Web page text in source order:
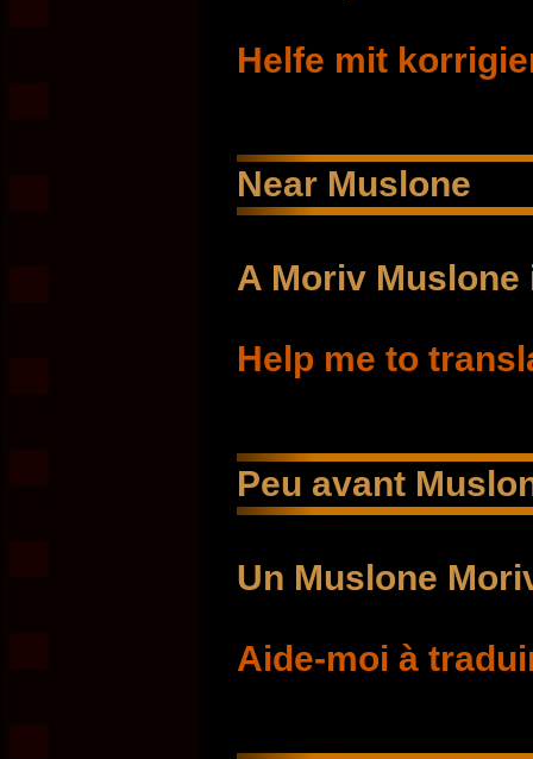
Helfe mit
Near Muslone
A Moriv Muslone
Help me to
Peu avant
Un Muslone
Aide-moi à